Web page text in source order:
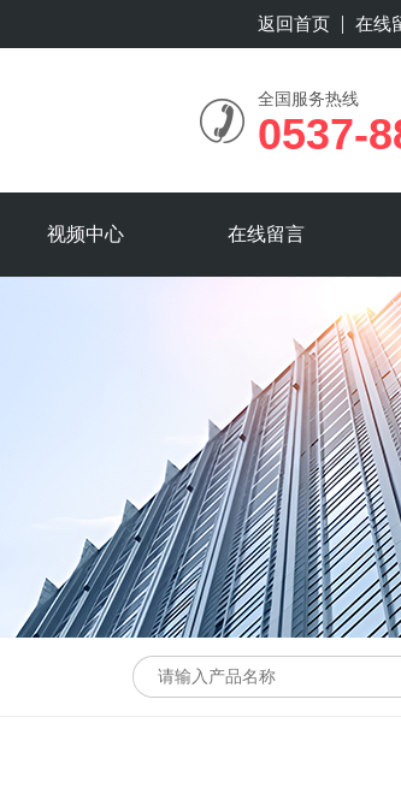
返回首页 在线
全国服务热线
0537-
视频中心 在线留言